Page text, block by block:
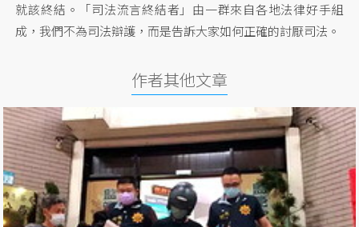
就該終結。「司法流言終結者」由一群來自各地法律好手組
成，我們不為司法辯護，而是告訴大家如何正確的討厭司法。
作者其他文章